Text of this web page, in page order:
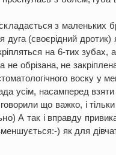
з маленьких
дуга (своєрідний дротик)
на 6-тих
не обрізана, не
воску у
усім, насамперед
що важко, і
А так і вправду
) як для